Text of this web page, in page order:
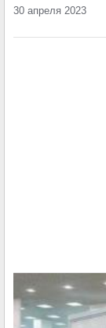
30 апреля 2023